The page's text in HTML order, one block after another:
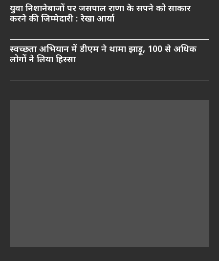
युवा निशानेबाजों पर जसपाल राणा के सपने को साकार
करने की जिम्मेदारी : रेखा आर्या
स्वच्छता अभियान में डीएम ने थामा झाड़ू, 100 से अधिक
लोगों ने लिया हिस्सा